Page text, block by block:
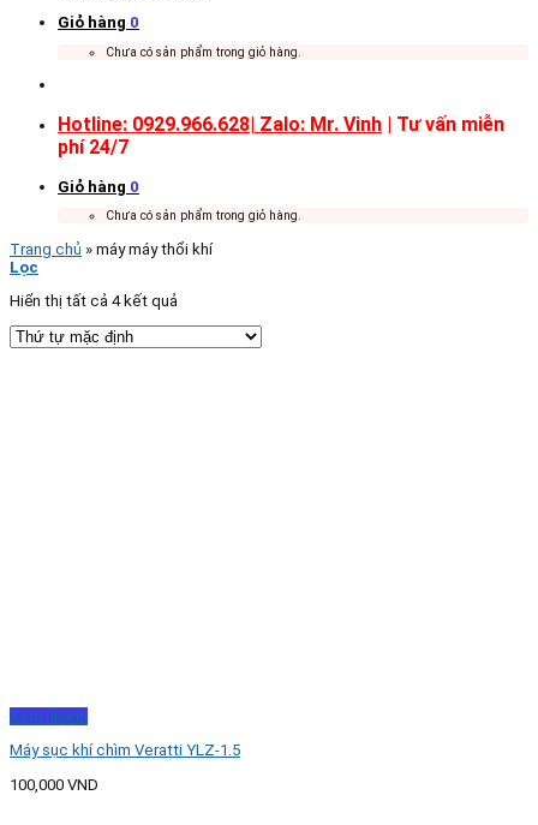
Giỏ hàng 0
Chưa có sản phẩm trong giỏ hàng.
Hotline: 0929.966.628| Zalo: Mr. Vinh | Tư vấn miễn
phí 24/7
Giỏ hàng 0
Chưa có sản phẩm trong giỏ hàng.
Trang chủ » máy máy thổi khí
Lọc
Hiển thị tất cả 4 kết quả
Xem nhanh
Máy sục khí chìm Veratti YLZ-1.5
100,000 VND